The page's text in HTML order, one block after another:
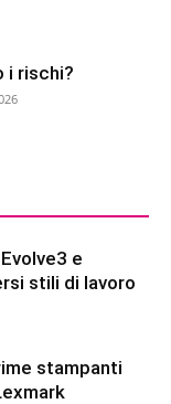
i rischi?
e
stili di lavoro
stampanti